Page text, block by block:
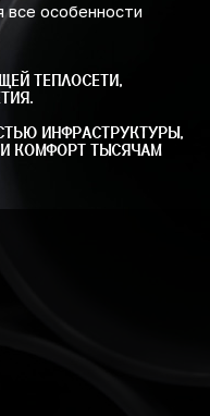
все особенности
ТЕПЛОСЕТИ,
ИНФРАСТРУКТУРЫ,
КОМФОРТ ТЫСЯЧАМ